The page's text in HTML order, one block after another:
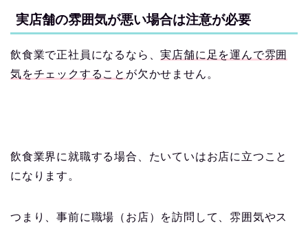
実店舗の雰囲気が悪い場合は注意が必要
飲食業で正社員になるなら、実店舗に足を運んで雰囲
気をチェックすること が欠かせません。
飲食業界に就職する場合、たいていはお店に立つこと
になります。
つまり、事前に職場（お店）を訪問して、雰囲気やス